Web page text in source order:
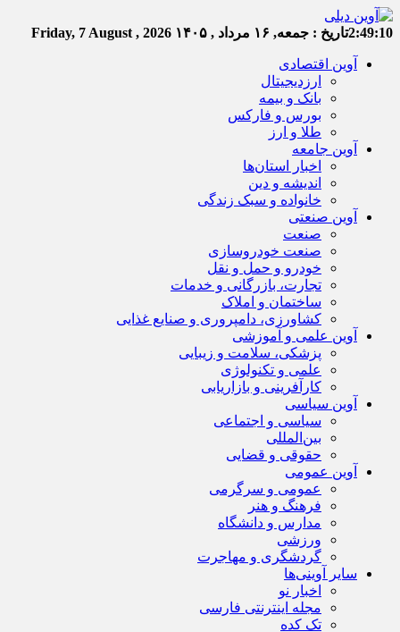
2:49:10تاریخ : جمعه, ۱۶ مرداد , ۱۴۰۵ Friday, 7 August , 2026
آوین اقتصادی
ارزدیجیتال
بانک و بیمه
بورس و فارکس
طلا و ارز
آوین جامعه
اخبار استان‌ها
اندیشه و دین
خانواده و سبک زندگی
آوین صنعتی
صنعت
صنعت خودروسازی
خودرو و حمل و نقل
تجارت، بازرگانی و خدمات
ساختمان و املاک
کشاورزی، دامپروری و صنایع غذایی
آوین علمی و آموزشی
پزشکی، سلامت و زیبایی
علمی و تکنولوژی
کارآفرینی و بازاریابی
آوین سیاسی
سیاسی و اجتماعی
بین‌المللی
حقوقی و قضایی
آوین عمومی
عمومی و سرگرمی
فرهنگ و هنر
مدارس و دانشگاه
ورزشی
گردشگری و مهاجرت
سایر آوینی‌ها
اخبار نو
مجله اینترنتی فارسی
تک کده